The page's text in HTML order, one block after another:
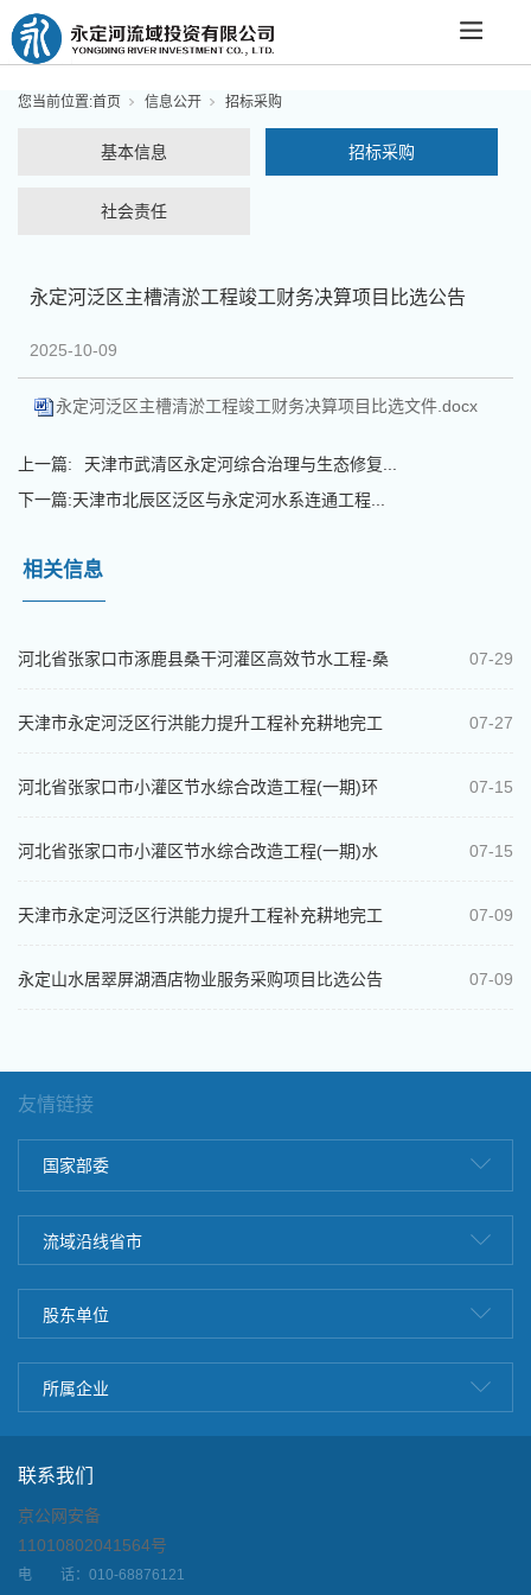
您当前位置:首页 信息公开 招标采购
基本信息 招标采购
社会责任
永定河泛区主槽清淤工程竣工财务决算项目比选公告
2025-10-09
永定河泛区主槽清淤工程竣工财务决算项目比选文件.docx
上一篇:
天津市武清区永定河综合治理与生态修复...
下一篇:天津市北辰区泛区与永定河水系连通工程...
相关信息
河北省张家口市涿鹿县桑干河灌区高效节水工程-桑
07-29
天津市永定河泛区行洪能力提升工程补充耕地完工
07-27
河北省张家口市小灌区节水综合改造工程(一期)环
07-15
河北省张家口市小灌区节水综合改造工程(一期)水
07-15
天津市永定河泛区行洪能力提升工程补充耕地完工
07-09
永定山水居翠屏湖酒店物业服务采购项目比选公告 07-09
友情链接
国家部委
流域沿线省市
股东单位
所属企业
联系我们
京公网安备
11010802041564号
电 话：010-68876121